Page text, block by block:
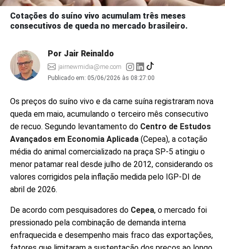
Cotações do suíno vivo acumulam três meses
consecutivos de queda no mercado brasileiro.
Por Jair Reinaldo
jairnewmidia@me.com
Publicado em: 05/06/2026 às 08:27:00
Os preços do suíno vivo e da carne suína registraram nova
queda em maio, acumulando o terceiro mês consecutivo
de recuo. Segundo levantamento do Centro de Estudos
Avançados em Economia Aplicada (Cepea), a cotação
média do animal comercializado na praça SP-5 atingiu o
menor patamar real desde julho de 2012, considerando os
valores corrigidos pela inflação medida pelo IGP-DI de
abril de 2026.
De acordo com pesquisadores do Cepea, o mercado foi
pressionado pela combinação de demanda interna
enfraquecida e desempenho mais fraco das exportações,